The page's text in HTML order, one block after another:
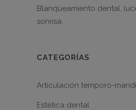
Blanqueamiento dental,
sonrisa.
CATEGORÍAS
Articulación temporo-
Estética dental